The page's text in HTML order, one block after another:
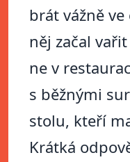
brát vážně
něj začal
ne v
s běžnými
stolu, kteří
Krátká